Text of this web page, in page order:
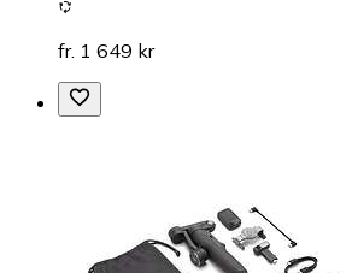
fr. 1 649 kr